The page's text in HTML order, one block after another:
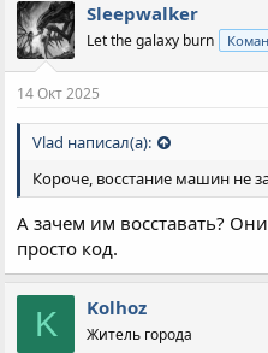
Sleepwalker
Let the galaxy burn
14 Окт 2025
Vlad написал(а):
Короче, восстание машин не
А зачем им восставать?
просто код.
K Kolhoz
Житель города